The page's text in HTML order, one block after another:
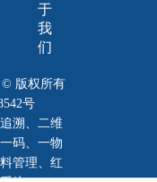
于
我
们
© 版权所有
号
溯、二维
码、一物
管理、红